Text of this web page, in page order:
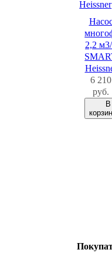
2,2
6 210
руб.
В